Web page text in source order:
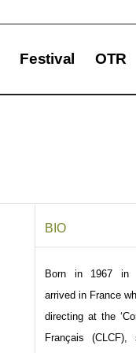
Festival OTR
BIO
Born in 1967 in
arrived in France
directing at the
Français